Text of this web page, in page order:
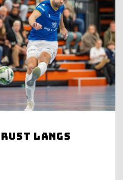
rust langs